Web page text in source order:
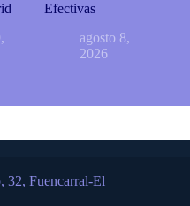
Efectivas
agosto 8,
2026
32, Fuencarral-El